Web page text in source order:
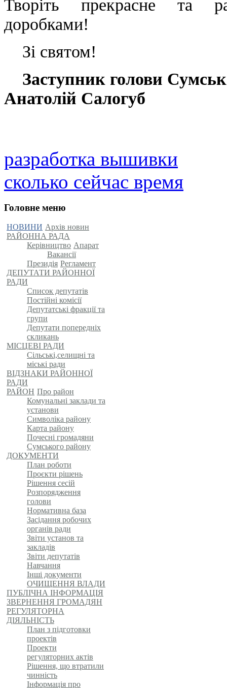
Творіть прекрасне та
доробками!
Зі святом!
Заступник голови
Анатолій Салогуб
разработка вышивки
сколько сейчас время
Головне меню
НОВИНИ Архів новин
РАЙОННА РАДА
Керівництво Апарат
Вакансії
Президія Регламент
ДЕПУТАТИ РАЙОННОЇ
РАДИ
Список депутатів
Постійні комісії
Депутатські фракції та
групи
Депутати попередніх
скликань
МІСЦЕВІ РАДИ
Сільські,селищні та
міські ради
ВІДЗНАКИ РАЙОННОЇ
РАДИ
РАЙОН Про район
Комунальні заклади та
установи
Символіка району
Карта району
Почесні громадяни
Сумського району
ДОКУМЕНТИ
План роботи
Проєкти рішень
Рішення сесій
Розпорядження
голови
Нормативна база
Засідання робочих
органів ради
Звіти установ та
закладів
Звіти депутатів
Навчання
Інші документи
ОЧИЩЕННЯ ВЛАДИ
ПУБЛІЧНА ІНФОРМАЦІЯ
ЗВЕРНЕННЯ ГРОМАДЯН
РЕГУЛЯТОРНА
ДІЯЛЬНІСТЬ
План з підготовки
проектів
Проекти
регуляторних актів
Рішення, що втратили
чинність
Інформація про